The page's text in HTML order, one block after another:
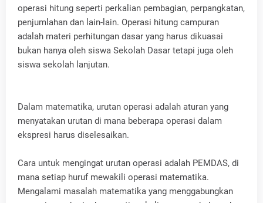
operasi hitung seperti perkalian pembagian, perpangkatan,
penjumlahan dan lain-lain. Operasi hitung campuran
adalah materi perhitungan dasar yang harus dikuasai
bukan hanya oleh siswa Sekolah Dasar tetapi juga oleh
siswa sekolah lanjutan.
Dalam matematika, urutan operasi adalah aturan yang
menyatakan urutan di mana beberapa operasi dalam
ekspresi harus diselesaikan.
Cara untuk mengingat urutan operasi adalah PEMDAS, di
mana setiap huruf mewakili operasi matematika.
Mengalami masalah matematika yang menggabungkan